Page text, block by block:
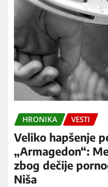
HRONIKA VESTI
Veliko hapšenje
„Armagedon“:
zbog dečije
Niša